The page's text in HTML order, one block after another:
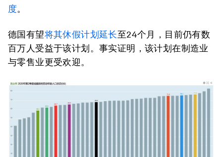
度。
德国有望将其休假计划延长至24个月，目前仍有数
百万人受益于该计划。事实证明，该计划在制造业
与零售业更受欢迎。